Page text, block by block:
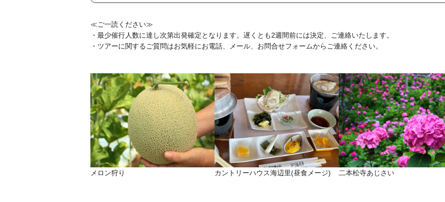
≪ご一読ください≫
・最少催行人数に達し次第出発確定となります。遅くとも2週間前には決定、ご連絡いたします。
・ツアーに関するご質問はお気軽にお電話、メール、お問合せフォームからご連絡ください。
メロン狩り カントリーハウス海辺里(昼食メージ) 二本松寺あじさい